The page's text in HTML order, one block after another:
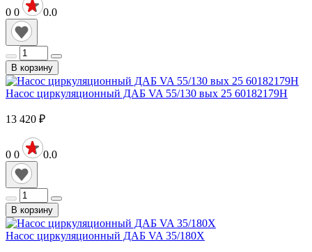
0 0 0.0
В корзину
Насос циркуляционный ДАБ VA 55/130 вых 25 60182179H
13 420 ₽
0 0 0.0
В корзину
Насос циркуляционный ДАБ VA 35/180X